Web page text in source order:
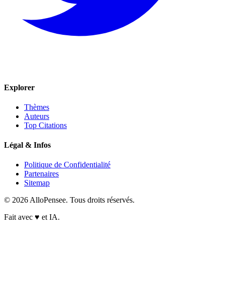
Explorer
Thèmes
Auteurs
Top Citations
Légal & Infos
Politique de Confidentialité
Partenaires
Sitemap
© 2026 AlloPensee. Tous droits réservés.
Fait avec ♥ et IA.